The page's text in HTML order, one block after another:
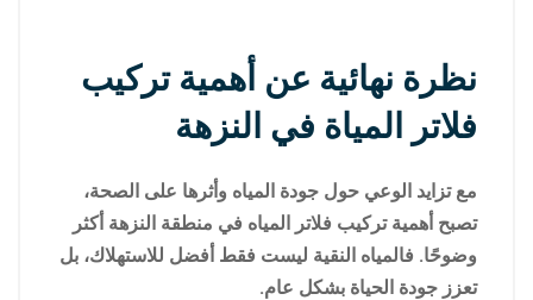
نظرة نهائية عن أهمية تركيب
فلاتر المياة في النزهة
مع تزايد الوعي حول جودة المياه وأثرها على الصحة،
تصبح أهمية تركيب فلاتر المياه في منطقة النزهة أكثر
وضوحًا. فالمياه النقية ليست فقط أفضل للاستهلاك، بل
تعزز جودة الحياة بشكل عام.